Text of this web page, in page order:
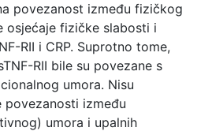
povezanost između fizičkog
osjećaje fizičke slabosti i
RII i CRP. Suprotno tome,
RII bile su povezane s
umora. Nisu
povezanosti između
umora i upalnih